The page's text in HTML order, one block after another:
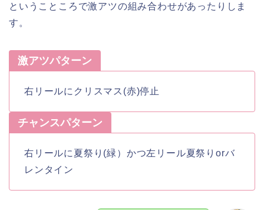
ということころで激アツの組み合わせがあったりしま
す。
激アツパターン
右リールにクリスマス(赤)停止
チャンスパターン
右リールに夏祭り(緑）かつ左リール夏祭りorバ
レンタイン